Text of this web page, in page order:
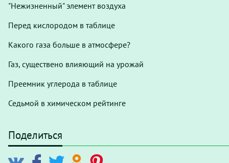
"Нежизненный" элемент воздуха
Перед кислородом в таблице
Какого газа больше в атмосфере?
Газ, существено влияющий на урожай
Преемник углерода в таблице
Седьмой в химическом рейтинге
Поделиться